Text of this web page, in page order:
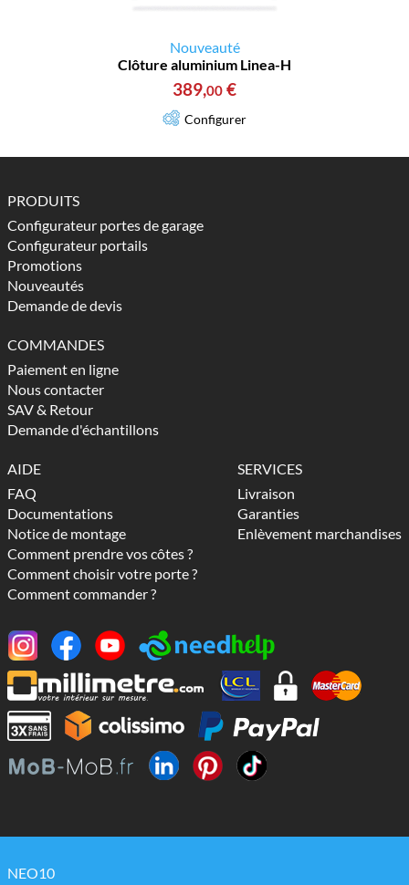
Nouveauté
Clôture aluminium Linea-H
389,00 €
Configurer
PRODUITS
Configurateur portes de garage
Configurateur portails
Promotions
Nouveautés
Demande de devis
COMMANDES
Paiement en ligne
Nous contacter
SAV & Retour
Demande d'échantillons
AIDE
FAQ
Documentations
Notice de montage
Comment prendre vos côtes ?
Comment choisir votre porte ?
Comment commander ?
SERVICES
Livraison
Garanties
Enlèvement marchandises
NEO10